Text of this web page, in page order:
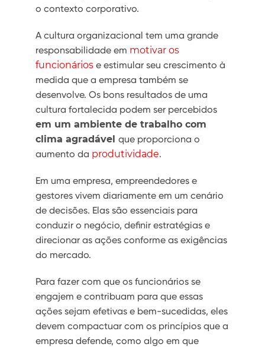
o contexto corporativo.
A cultura organizacional tem uma grande
responsabilidade em motivar os
funcionários e estimular seu crescimento à
medida que a empresa também se
desenvolve. Os bons resultados de uma
cultura fortalecida podem ser percebidos
em um ambiente de trabalho com
clima agradável que proporciona o
aumento da produtividade.
Em uma empresa, empreendedores e
gestores vivem diariamente em um cenário
de decisões. Elas são essenciais para
conduzir o negócio, definir estratégias e
direcionar as ações conforme as exigências
do mercado.
Para fazer com que os funcionários se
engajem e contribuam para que essas
ações sejam efetivas e bem-sucedidas, eles
devem compactuar com os princípios que a
empresa defende, como algo em que